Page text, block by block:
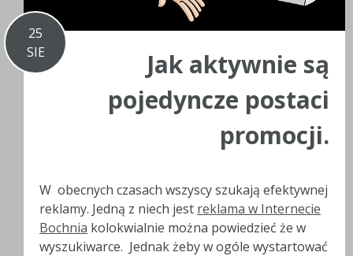
25
SIE
Jak aktywnie są
pojedyncze postaci
promocji.
W obecnych czasach wszyscy szukają efektywnej
reklamy. Jedną z niech jest reklama w Internecie
Bochnia kolokwialnie można powiedzieć że w
wyszukiwarce. Jednak żeby w ogóle wystartować